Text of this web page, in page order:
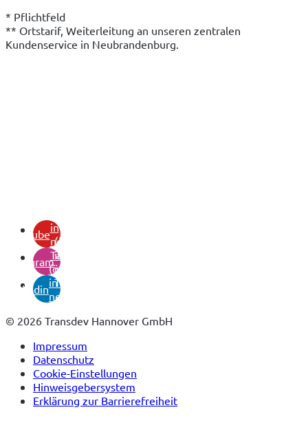
* Pflichtfeld
** Ortstarif, Weiterleitung an unseren zentralen
Kundenservice in Neubrandenburg.
youtubein
neuem
Tab)
instagram
(öffnet
in
neuem
Tab)
linkedin
(öffnet
in
neuem
© 2026 Transdev Hannover GmbH
Impressum
Datenschutz
Cookie-Einstellungen
Hinweisgebersystem
Erklärung zur Barrierefreiheit